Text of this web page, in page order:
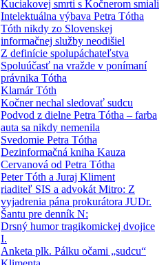
Kuciakovej smrti s Kočnerom smiali
Intelektuálna výbava Petra Tótha
Tóth nikdy zo Slovenskej
informačnej služby neodišiel
Z definície spolupáchateľstva
Spoluúčasť na vražde v ponímaní
právnika Tótha
Klamár Tóth
Kočner nechal sledovať sudcu
Podvod z dielne Petra Tótha – farba
auta sa nikdy nemenila
Svedomie Petra Tótha
Dezinformačná kniha Kauza
Cervanová od Petra Tótha
Peter Tóth a Juraj Kliment
riaditeľ SIS a advokát Mitro: Z
vyjadrenia pána prokurátora JUDr.
Šantu pre denník N:
Drsný humor tragikomickej dvojice
I.
Anketa plk. Pálku očami „sudcu“